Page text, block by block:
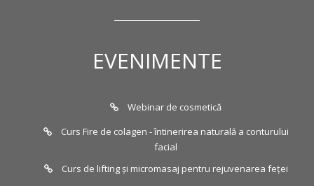
EVENIMENTE
Webinar de cosmetică
Curs Fire de colagen - întinerirea naturală a conturului
facial
Curs de lifting și micromasaj pentru rejuvenarea feței